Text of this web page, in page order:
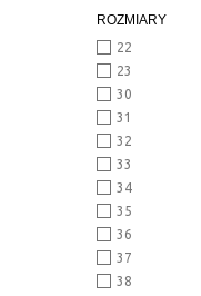
ROZMIARY
22
23
30
31
32
33
34
35
36
37
38